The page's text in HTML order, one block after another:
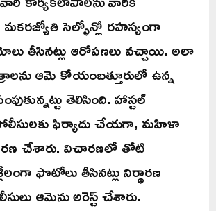
సెల్ఫోన్లో రహస్యంగా
తీసినట్లు ఆరోపణలు వచ్చాయి. అలా
ఆమె కోయంబత్తూరులో ఉన్న
తెలిసింది. హాస్టల్
ఫిర్యాదు చేయగా, మహిళా
చేశారు. విచారణలో తోటి
ఫొటోలు తీసినట్లు నిర్ధారణ
ఆమెను అరెస్ట్ చేశారు.